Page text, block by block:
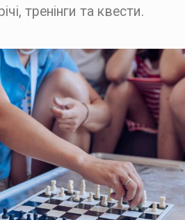
тренінги та квести.